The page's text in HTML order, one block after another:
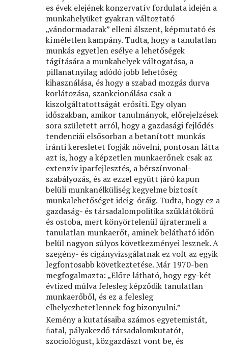
es évek elejének konzervatív fordulata idején a
munkahelyüket gyakran változtató
„vándormadarak” elleni álszent, képmutató és
kíméletlen kampány. Tudta, hogy a tanulatlan
munkás egyetlen esélye a lehetőségek
tágítására a munkahelyek váltogatása, a
pillanatnyilag adódó jobb lehetőség
kihasználása, és hogy a szabad mozgás durva
korlátozása, szankcionálása csak a
kiszolgáltatottságát erősíti. Egy olyan
időszakban, amikor tanulmányok, előrejelzések
sora született arról, hogy a gazdasági fejlődés
tendenciái elsősorban a betanított munkás
iránti keresletet fogják növelni, pontosan látta
azt is, hogy a képzetlen munkaerőnek csak az
extenzív iparfejlesztés, a bérszínvonal-
szabályozás, és az ezzel együtt járó kapun
belüli munkanélküliség kegyelme biztosít
munkalehetőséget ideig-óráig. Tudta, hogy ez a
gazdaság- és társadalompolitika szűklátókörű
és ostoba, mert könyörtelenül újratermeli a
tanulatlan munkaerőt, aminek belátható időn
belül nagyon súlyos következményei lesznek. A
szegény- és cigányvizsgálatnak ez volt az egyik
legfontosabb következtetése. Már 1970-ben
megfogalmazta: „Előre látható, hogy egy-két
évtized múlva felesleg képződik tanulatlan
munkaerőből, és ez a felesleg
elhelyezhetetlennek fog bizonyulni.”
Kemény a kutatásaiba számos egyetemistát,
ﬁatal, pályakezdő társadalomkutatót,
szociológust, közgazdászt vont be, és